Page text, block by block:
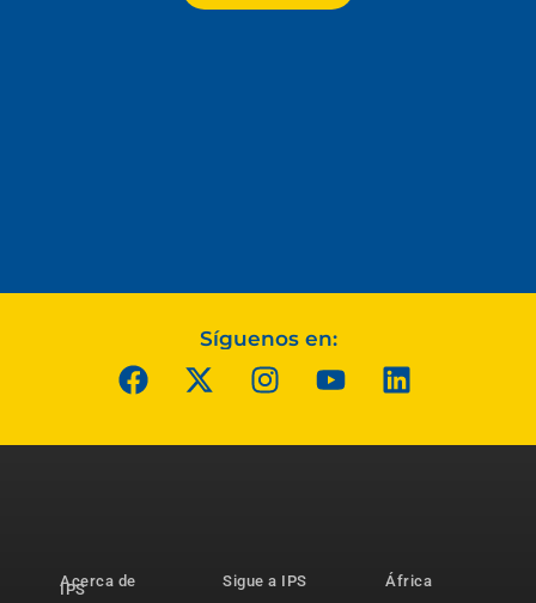
Síguenos en:
Acerca de
IPS
Sigue a IPS
África